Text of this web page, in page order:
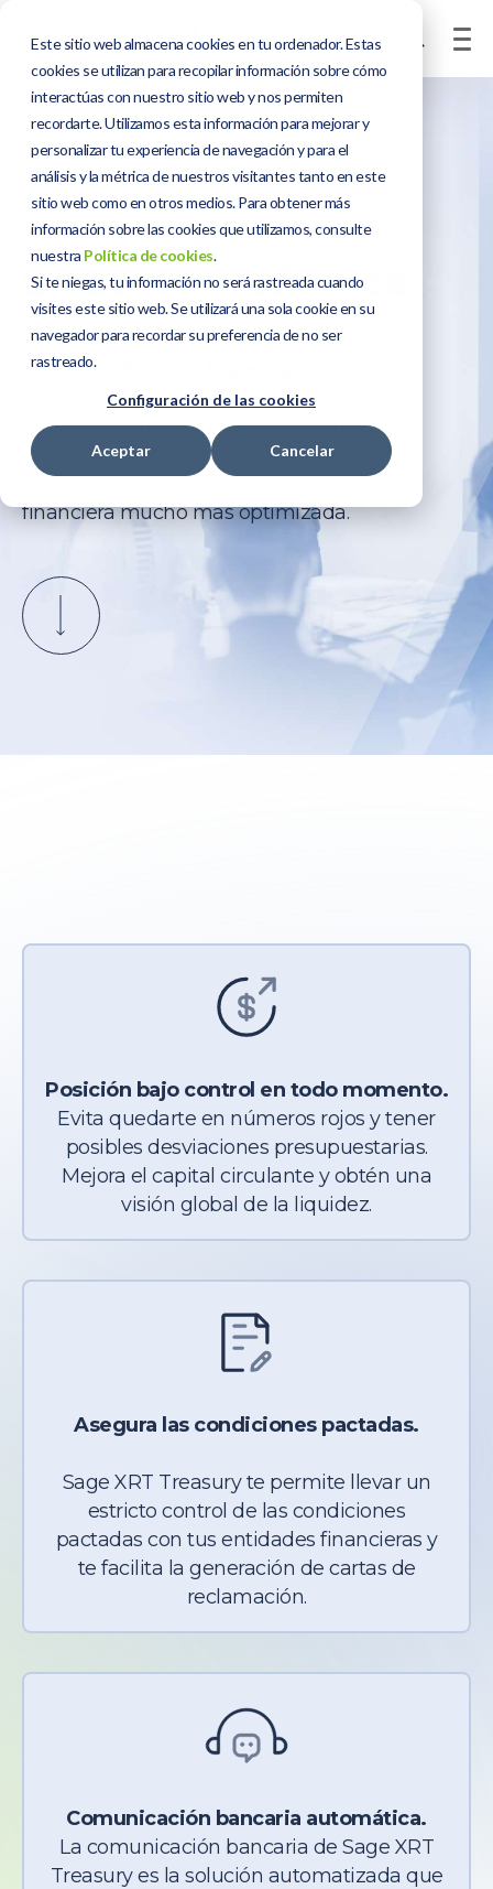
Este sitio web almacena cookies en tu ordenador. Estas
cookies se utilizan para recopilar información sobre cómo
interactúas con nuestro sitio web y nos permiten
recordarte. Utilizamos esta información para mejorar y
personalizar tu experiencia de navegación y para el
análisis y la métrica de nuestros visitantes tanto en este
sitio web como en otros medios. Para obtener más
información sobre las cookies que utilizamos, consulte
nuestra Política de cookies.
Si te niegas, tu información no será rastreada cuando
visites este sitio web. Se utilizará una sola cookie en su
navegador para recordar su preferencia de no ser
rastreado.
Configuración de las cookies
Aceptar Cancelar
SOLUCIONES
SAGE XRT Advance
Automatización, control y visión
consolidada de tu tesorería.
Sage XRT Advanced es la solución de
tesorería que cubre todos tus flujos de
trabajo, permitiéndote una visión
financiera mucho más optimizada.
Posición bajo control en todo momento.
Evita quedarte en números rojos y tener
posibles desviaciones presupuestarias.
Mejora el capital circulante y obtén una
visión global de la liquidez.
Asegura las condiciones pactadas.
Sage XRT Treasury te permite llevar un
estricto control de las condiciones
pactadas con tus entidades financieras y
te facilita la generación de cartas de
reclamación.
Comunicación bancaria automática.
La comunicación bancaria de Sage XRT
Treasury es la solución automatizada que